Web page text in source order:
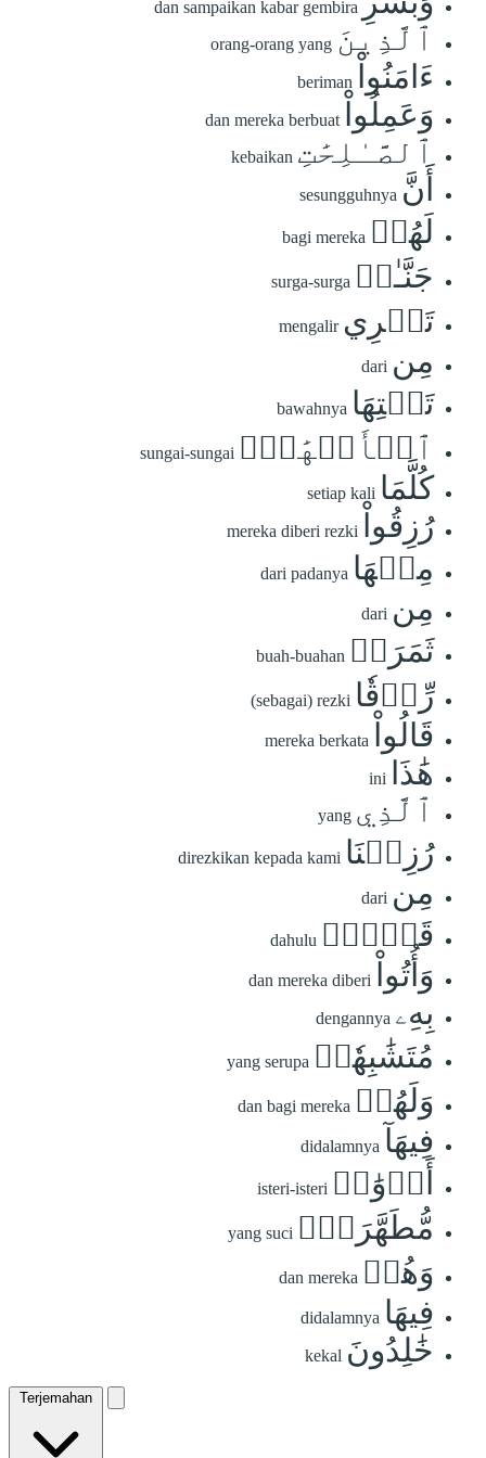
dan sampaikan kabar gembira
ٱلَّذِينَ orang-orang yang
ءَامَنُواْ beriman
وَعَمِلُواْ dan mereka berbuat
ٱلصَّـٰلِحَٰتِ kebaikan
أَنَّ sesungguhnya
لَهُمۡ bagi mereka
جَنَّـٰتٖ surga-surga
تَجۡرِي mengalir
مِن dari
تَحۡتِهَا bawahnya
ٱلۡأَنۡهَٰرُۖ sungai-sungai
كُلَّمَا setiap kali
رُزِقُواْ mereka diberi rezki
مِنۡهَا dari padanya
مِن dari
ثَمَرَةٖ buah-buahan
رِّزۡقٗا (sebagai) rezki
قَالُواْ mereka berkata
هَٰذَا ini
ٱلَّذِي yang
رُزِقۡنَا direzkikan kepada kami
مِن dari
قَبۡلُۖ dahulu
وَأُتُواْ dan mereka diberi
بِهِۦ dengannya
مُتَشَٰبِهٗاۖ yang serupa
وَلَهُمۡ dan bagi mereka
فِيهَآ didalamnya
أَزۡوَٰجٞ isteri-isteri
مُّطَهَّرَةٞۖ yang suci
وَهُمۡ dan mereka
فِيهَا didalamnya
خَٰلِدُونَ kekal
Terjemahan